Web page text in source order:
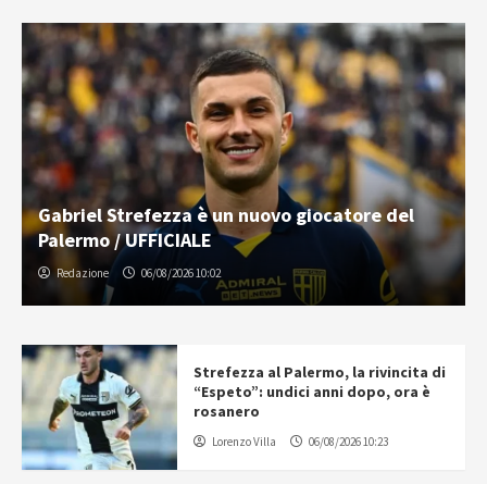
Gabriel Strefezza è un nuovo giocatore del
Palermo / UFFICIALE
Redazione 06/08/2026 10:02
Strefezza al Palermo, la rivincita di
“Espeto”: undici anni dopo, ora è
rosanero
Lorenzo Villa 06/08/2026 10:23